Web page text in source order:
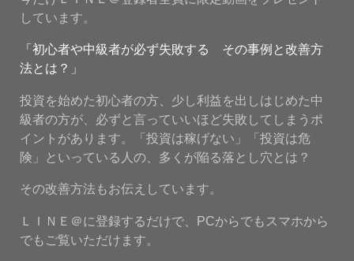
しています。
「初心者や中級者が必ず失敗する その事例と改善方
法とは？」
投資を始めた初心者の方、少し利益を出しはじめた中
級者の方が、必ずと言っていいほど失敗してしまうポ
イントがあります。「投資は稼げない」「投資は危
険」といっている人の、多くが陥る落とし穴とは？
その改善方法もお伝えしています。
ＬＩＮＥ＠に登録するだけで、PCからでもスマホから
でもご覧いただけます。